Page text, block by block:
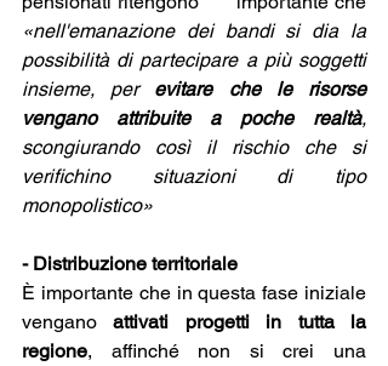
«nell'emanazione dei bandi si dia la
possibilità di partecipare a più soggetti
insieme, per evitare che le risorse
vengano attribuite a poche realtà,
scongiurando così il rischio che si
verifichino situazioni di tipo
monopolistico»
- Distribuzione territoriale
È importante che in questa fase iniziale
vengano attivati progetti in tutta la
regione, affinché non si crei una